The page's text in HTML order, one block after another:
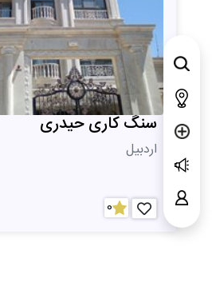
سنگ کاری حیدری
اردبیل
0